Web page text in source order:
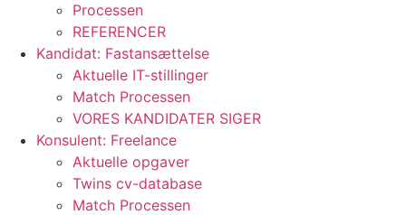
Processen
REFERENCER
Kandidat: Fastansættelse
Aktuelle IT-stillinger
Match Processen
VORES KANDIDATER SIGER
Konsulent: Freelance
Aktuelle opgaver
Twins cv-database
Match Processen